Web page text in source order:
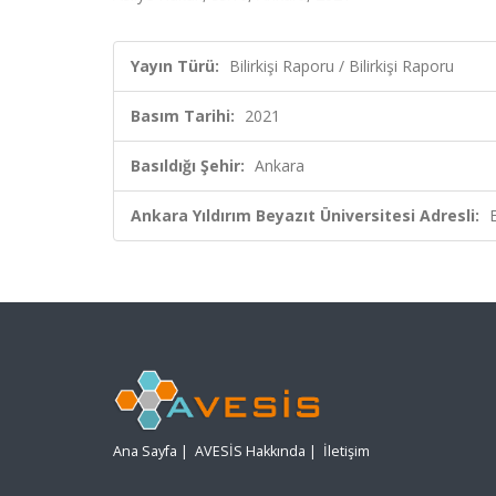
Yayın Türü: Bilirkişi Raporu / Bilirkişi Raporu
Basım Tarihi: 2021
Basıldığı Şehir: Ankara
Ankara Yıldırım Beyazıt Üniversitesi Adresli:
Ana Sayfa | AVESİS Hakkında | İletişim